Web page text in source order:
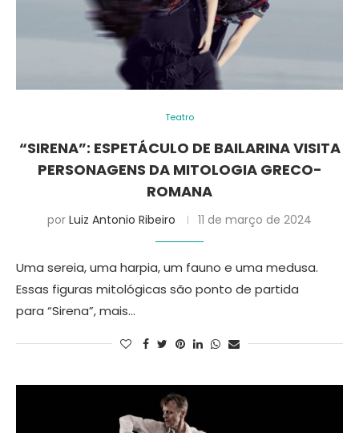
Teatro
“SIRENA”: ESPETÁCULO DE BAILARINA VISITA
PERSONAGENS DA MITOLOGIA GRECO-
ROMANA
por Luiz Antonio Ribeiro 11 de março de 2024
Uma sereia, uma harpia, um fauno e uma medusa.
Essas figuras mitológicas são ponto de partida
para “Sirena”, mais…